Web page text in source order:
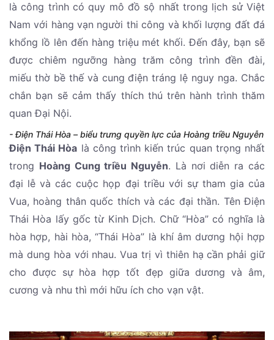
là công trình có quy mô đồ sộ nhất trong lịch sử Việt
Nam với hàng vạn người thi công và khối lượng đất đá
khổng lồ lên đến hàng triệu mét khối. Đến đây, bạn sẽ
được chiêm ngưỡng hàng trăm công trình đền đài,
miếu thờ bề thế và cung điện tráng lệ nguy nga. Chắc
chắn bạn sẽ cảm thấy thích thú trên hành trình thăm
quan Đại Nội.
- Điện Thái Hòa – biểu trưng quyền lực của Hoàng triều Nguyễn
Điện Thái Hòa là công trình kiến trúc quan trọng nhất
trong Hoàng Cung triều Nguyễn. Là nơi diễn ra các
đại lễ và các cuộc họp đại triều với sự tham gia của
Vua, hoàng thân quốc thích và các đại thần. Tên Điện
Thái Hòa lấy gốc từ Kinh Dịch. Chữ “Hòa” có nghĩa là
hòa hợp, hài hòa, “Thái Hòa” là khí âm dương hội hợp
mà dung hòa với nhau. Vua trị vì thiên hạ cần phải giữ
cho được sự hòa hợp tốt đẹp giữa dương và âm,
cương và nhu thì mới hữu ích cho vạn vật.